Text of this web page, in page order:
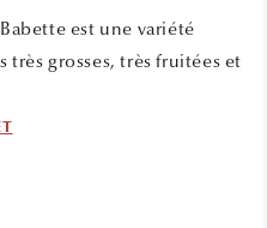
est une variété
grosses, très fruitées et